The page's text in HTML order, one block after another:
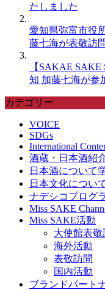
たしました
愛知県弥富市役
藤七海が表敬訪
【SAKAE SAKE
知 加藤七海が参
カテゴリー
VOICE
SDGs
International
酒蔵・日本酒紹
日本酒について
日本文化につい
ナデシコプログ
Miss SAKE
Miss SAKE活動
大使館表敬
海外活動
表敬訪問
国内活動
ブランドパート